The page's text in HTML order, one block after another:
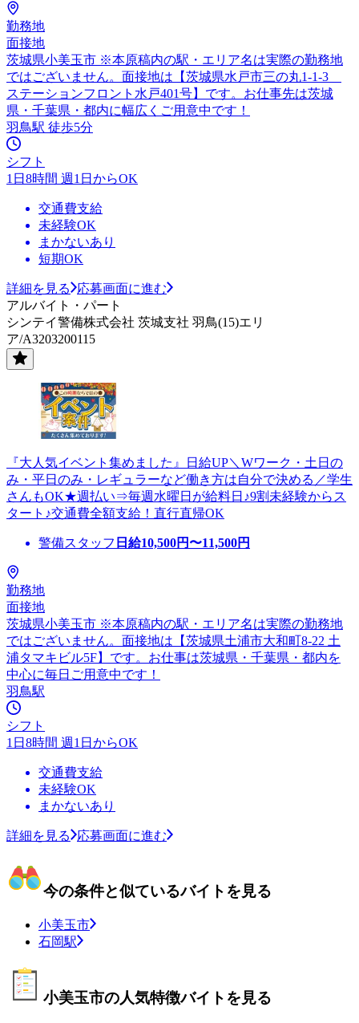
勤務地
面接地
茨城県小美玉市 ※本原稿内の駅・エリア名は実際の勤務地
ではございません。面接地は【茨城県水戸市三の丸1-1-3
ステーションフロント水戸401号】です。お仕事先は茨城
県・千葉県・都内に幅広くご用意中です！
羽鳥駅 徒歩5分
シフト
1日8時間 週1日からOK
交通費支給
未経験OK
まかないあり
短期OK
詳細を見る
応募画面に進む
アルバイト・パート
シンテイ警備株式会社 茨城支社 羽鳥(15)エリ
ア/A3203200115
『大人気イベント集めました』日給UP＼Wワーク・土日の
み・平日のみ・レギュラーなど働き方は自分で決める／学生
さんもOK★週払い⇒毎週水曜日が給料日♪9割未経験からス
タート♪交通費全額支給！直行直帰OK
警備スタッフ 日給10,500円〜11,500円
勤務地
面接地
茨城県小美玉市 ※本原稿内の駅・エリア名は実際の勤務地
ではございません。面接地は【茨城県土浦市大和町8-22 土
浦タマキビル5F】です。お仕事は茨城県・千葉県・都内を
中心に毎日ご用意中です！
羽鳥駅
シフト
1日8時間 週1日からOK
交通費支給
未経験OK
まかないあり
詳細を見る 応募画面に進む
今の条件と似ているバイトを見る
小美玉市
石岡駅
小美玉市の人気特徴バイトを見る